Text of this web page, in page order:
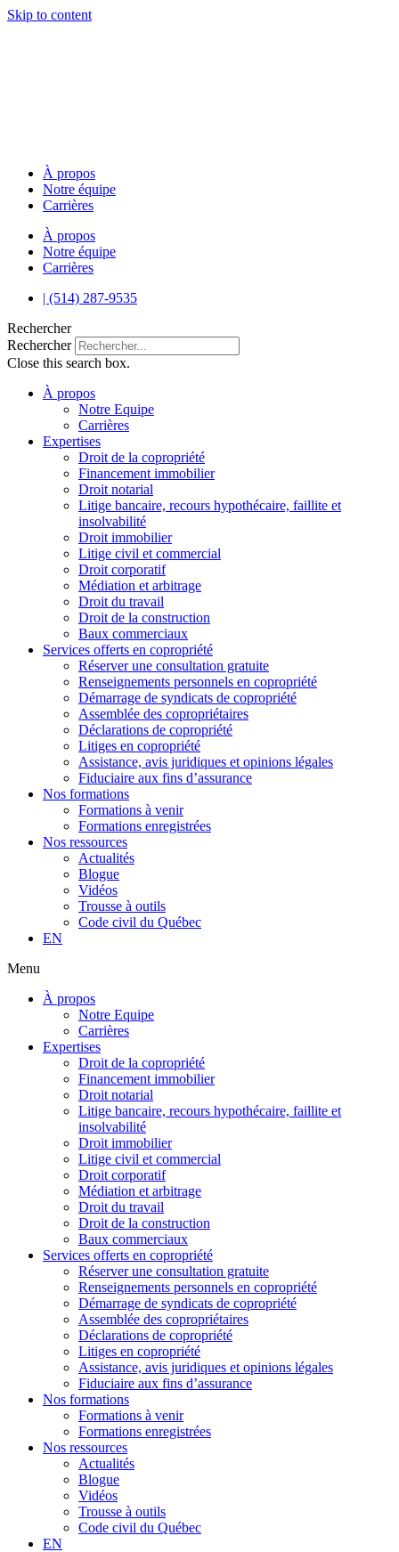
Skip to content
À propos
Notre équipe
Carrières
À propos
Notre équipe
Carrières
| (514) 287-9535
Rechercher
Rechercher
Close this search box.
À propos
Notre Equipe
Carrières
Expertises
Droit de la copropriété
Financement immobilier
Droit notarial
Litige bancaire, recours hypothécaire, faillite et
insolvabilité
Droit immobilier
Litige civil et commercial
Droit corporatif
Médiation et arbitrage
Droit du travail
Droit de la construction
Baux commerciaux
Services offerts en copropriété
Réserver une consultation gratuite
Renseignements personnels en copropriété
Démarrage de syndicats de copropriété
Assemblée des copropriétaires
Déclarations de copropriété
Litiges en copropriété
Assistance, avis juridiques et opinions légales
Fiduciaire aux fins d’assurance
Nos formations
Formations à venir
Formations enregistrées
Nos ressources
Actualités
Blogue
Vidéos
Trousse à outils
Code civil du Québec
EN
Menu
À propos
Notre Equipe
Carrières
Expertises
Droit de la copropriété
Financement immobilier
Droit notarial
Litige bancaire, recours hypothécaire, faillite et
insolvabilité
Droit immobilier
Litige civil et commercial
Droit corporatif
Médiation et arbitrage
Droit du travail
Droit de la construction
Baux commerciaux
Services offerts en copropriété
Réserver une consultation gratuite
Renseignements personnels en copropriété
Démarrage de syndicats de copropriété
Assemblée des copropriétaires
Déclarations de copropriété
Litiges en copropriété
Assistance, avis juridiques et opinions légales
Fiduciaire aux fins d’assurance
Nos formations
Formations à venir
Formations enregistrées
Nos ressources
Actualités
Blogue
Vidéos
Trousse à outils
Code civil du Québec
EN